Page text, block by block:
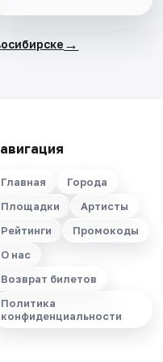
→
Главная
Города
Площадки
Артисты
Рейтинги
Промокоды
О нас
Возврат билетов
Политика
конфиденциальности